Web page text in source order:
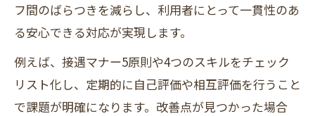
フ間のばらつきを減らし、利用者にとって一貫性のあ
る安心できる対応が実現します。
例えば、接遇マナー5原則や4つのスキルをチェック
リスト化し、定期的に自己評価や相互評価を行うこと
で課題が明確になります。改善点が見つかった場合